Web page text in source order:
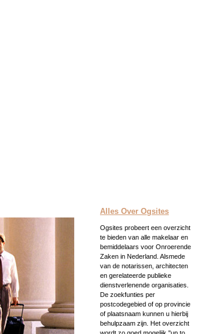
Alles Over Ogsites
Ogsites probeert een overzicht
te bieden van alle makelaar en
bemiddelaars voor Onroerende
Zaken in Nederland. Alsmede
van de notarissen, architecten
en gerelateerde publieke
dienstverlenende organisaties.
De zoekfunties per
postcodegebied of op provincie
of plaatsnaam kunnen u hierbij
behulpzaam zijn. Het overzicht